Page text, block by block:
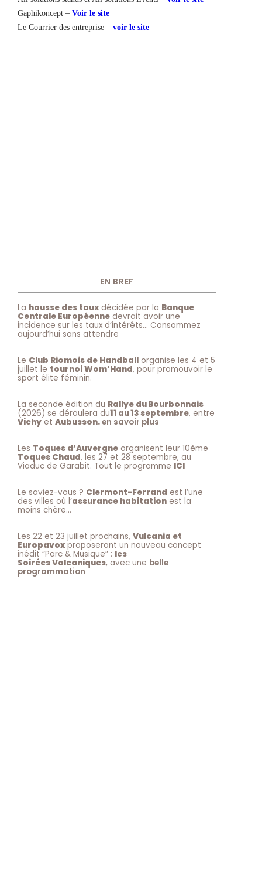
Gaphikoncept – Voir le site
Le Courrier des entreprise – voir le site
EN BREF
La hausse des taux décidée par la Banque
Centrale Européenne devrait avoir une
incidence sur les taux d’intérêts… Consommez
aujourd’hui sans attendre
Le Club Riomois de Handball organise les 4 et 5
juillet le tournoi Wom’Hand, pour promouvoir le
sport élite féminin.
La seconde édition du Rallye du Bourbonnais
(2026) se déroulera du11 au 13 septembre, entre
Vichy et Aubusson.en savoir plus
Les Toques d’Auvergne organisent leur 10ème
Toques Chaud, les 27 et 28 septembre, au
Viaduc de Garabit. Tout le programme ICI
Le saviez-vous ? Clermont-Ferrand est l’une
des villes où l’assurance habitation est la
moins chère…
Les 22 et 23 juillet prochains, Vulcania et
Europavoxproposeront un nouveau concept
inédit “Parc & Musique” : les
Soirées Volcaniques, avec une belle
programmation